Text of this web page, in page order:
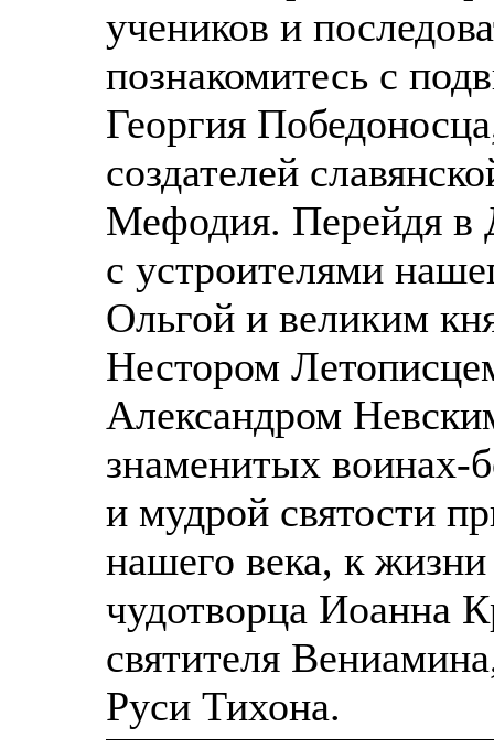
учеников и
познакомитесь с
Георгия
создателей
Мефодия. Перейдя в
с устроителями
Ольгой и великим
Нестором
Александром
знаменитых воинах-
и мудрой святости
нашего века, к
чудотворца Иоанна
святителя
Руси Тихона.